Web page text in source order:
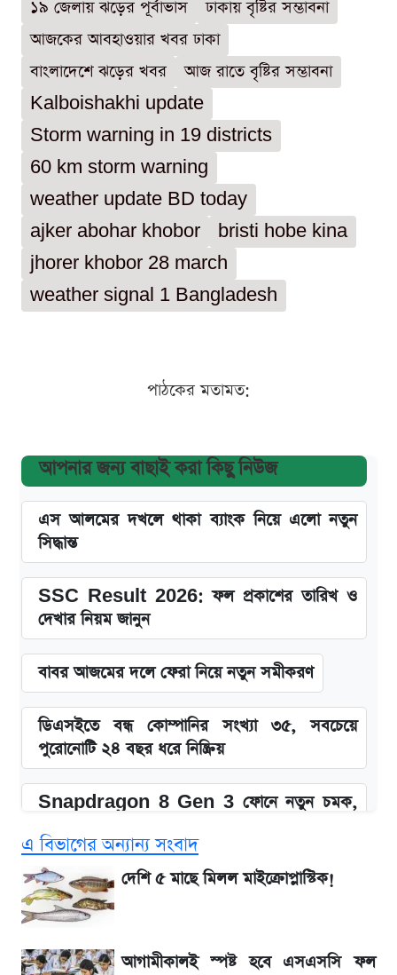
১৯ জেলায় ঝড়ের পূর্বাভাস
ঢাকায় বৃষ্টির সম্ভাবনা
আজকের আবহাওয়ার খবর ঢাকা
বাংলাদেশে ঝড়ের খবর
আজ রাতে বৃষ্টির সম্ভাবনা
Kalboishakhi update
Storm warning in 19 districts
60 km storm warning
weather update BD today
ajker abohar khobor
bristi hobe kina
jhorer khobor 28 march
weather signal 1 Bangladesh
পাঠকের মতামত:
আপনার জন্য বাছাই করা কিছু নিউজ
এস আলমের দখলে থাকা ব্যাংক নিয়ে এলো নতুন
সিদ্ধান্ত
SSC Result 2026: ফল প্রকাশের তারিখ ও
দেখার নিয়ম জানুন
বাবর আজমের দলে ফেরা নিয়ে নতুন সমীকরণ
ডিএসইতে বন্ধ কোম্পানির সংখ্যা ৩৫, সবচেয়ে
পুরোনোটি ২৪ বছর ধরে নিষ্ক্রিয়
Snapdragon 8 Gen 3 ফোনে নতুন চমক,
SSC Result 2026: যে ৩ উপায়ে জানা যাবে
ফল
১৮০ দিনের মূল্যায়ন শেষে মন্ত্রিসভায় পরিবর্তন
এ বিভাগের অন্যান্য সংবাদ
দেশি ৫ মাছে মিলল মাইক্রোপ্লাস্টিক!
আগামীকালই স্পষ্ট হবে এসএসসি ফল